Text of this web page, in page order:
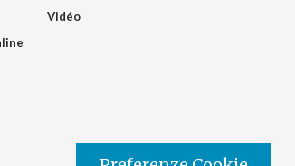
Vidéo